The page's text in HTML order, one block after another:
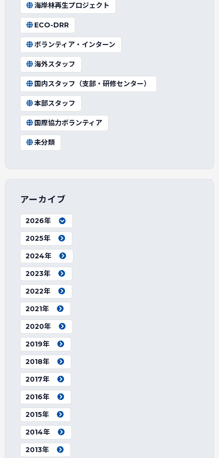
海岸林再生プロジェクト
ECO-DRR
ボランティア・インターン
海外スタッフ
国内スタッフ（支部・研修センター）
本部スタッフ
国際協力ボランティア
未分類
アーカイブ
2026年
2025年
2024年
2023年
2022年
2021年
2020年
2019年
2018年
2017年
2016年
2015年
2014年
2013年